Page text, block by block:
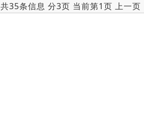
共35条信息 分3页 当前第1页 上一页